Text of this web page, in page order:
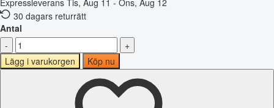
30 dagars returrätt
Antal
-
+
Lägg i varukorgen
Köp nu